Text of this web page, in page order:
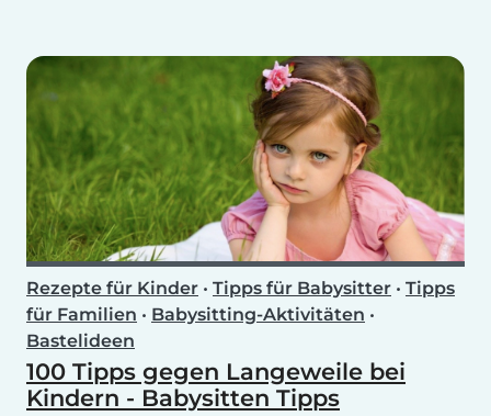
Rezepte für Kinder • Tipps für Babysitter • Tipps
für Familien • Babysitting-Aktivitäten •
Bastelideen
100 Tipps gegen Langeweile bei
Kindern - Babysitten Tipps